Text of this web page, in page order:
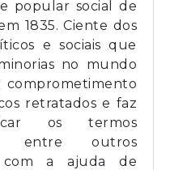
popular social de
1835. Ciente dos
e sociais que
no mundo
retratados e faz
os termos
entre outros
com a ajuda de